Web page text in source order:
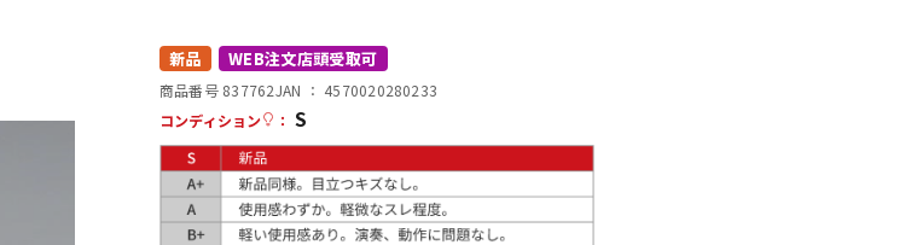
ウクレレ
その他楽器
新品 WEB注文店頭受取可
商品番号 837762JAN ： 4570020280233
コンディション
： S